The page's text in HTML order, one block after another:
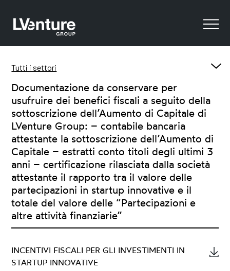
Tutti i settori
In evidenza
Comunicati Stampa Finanziari
Comunicati Stampa Startup
Risultati finanziari
Sostenibilità
Company Presentation
Stock information
Aumento di capitale
Benefici fiscali
Altri documenti
Calendario Finanziario
Documentazione da conservare per
usufruire dei benefici fiscali a seguito della
sottoscrizione dell’Aumento di Capitale di
LVenture Group: – contabile bancaria
attestante la sottoscrizione dell’Aumento di
Capitale – estratti conto titoli degli ultimi 3
anni – certificazione rilasciata dalla società
attestante il rapporto tra il valore delle
partecipazioni in startup innovative e il
totale del valore delle “Partecipazioni e
altre attività finanziarie”
INCENTIVI FISCALI PER GLI INVESTIMENTI IN
STARTUP INNOVATIVE